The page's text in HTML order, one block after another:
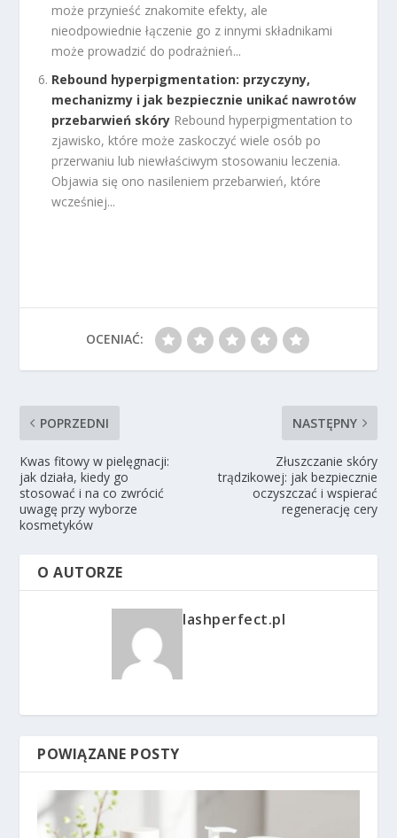
może przynieść znakomite efekty, ale
nieodpowiednie łączenie go z innymi składnikami
może prowadzić do podrażnień...
Rebound hyperpigmentation: przyczyny,
mechanizmy i jak bezpiecznie unikać nawrotów
przebarwień skóry Rebound hyperpigmentation to
zjawisko, które może zaskoczyć wiele osób po
przerwaniu lub niewłaściwym stosowaniu leczenia.
Objawia się ono nasileniem przebarwień, które
wcześniej...
OCENIAĆ:
POPRZEDNI
Kwas fitowy w pielęgnacji:
jak działa, kiedy go
stosować i na co zwrócić
uwagę przy wyborze
kosmetyków
NASTĘPNY
Złuszczanie skóry
trądzikowej: jak bezpiecznie
oczyszczać i wspierać
regenerację cery
O AUTORZE
lashperfect.pl
POWIĄZANE POSTY